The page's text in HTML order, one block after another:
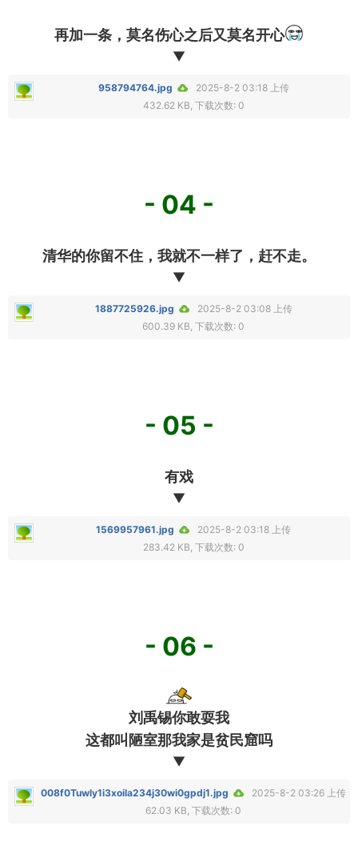
再加一条，莫名伤心之后又莫名开心
▼
958794764.jpg
2025-8-2 03:18 上传
432.62 KB, 下载次数: 0
- 04 -
清华的你留不住，我就不一样了，赶不走。
▼
1887725926.jpg
2025-8-2 03:08 上传
600.39 KB, 下载次数: 0
- 05 -
有戏
▼
1569957961.jpg
2025-8-2 03:18 上传
283.42 KB, 下载次数: 0
- 06 -
刘禹锡你敢耍我
这都叫陋室那我家是贫民窟吗
▼
008f0Tuwly1i3xoila234j30wi0gpdj1.jpg
2025-8-2 03:26 上传
62.03 KB, 下载次数: 0